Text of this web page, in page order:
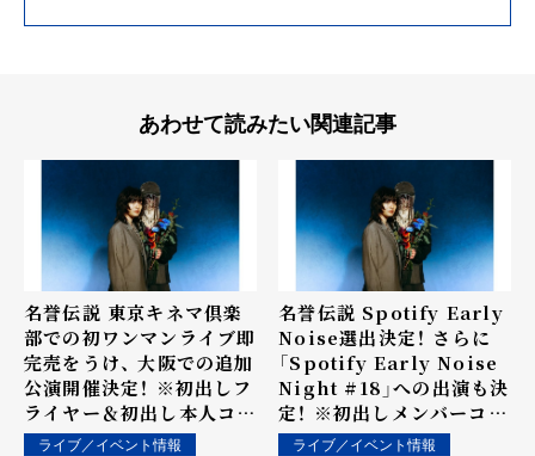
あわせて読みたい関連記事
名誉伝説 東京キネマ倶楽
部での初ワンマンライブ即
完売をうけ、 大阪での追加
公演開催決定！ ※初出しフ
ライヤー＆初出し本人コメ
ントあり
ライブ／イベント情報
名誉伝説 Spotify Early
Noise選出決定！ さらに
「Spotify Early Noise
Night #18」への出演も決
定！ ※初出しメンバーコメ
ントあり
ライブ／イベント情報